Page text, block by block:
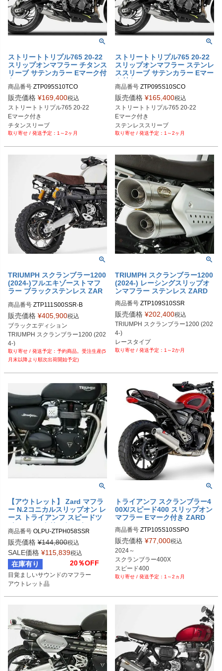
ストリートトリプル765 20-22
スリップオンマフラー チタンス
リーブ サテンカラー Eマーク付
き ZARD
商品番号 ZTP095S10TCO
販売価格 ¥169,400税込
ストリートトリプル765 20-22
Eマーク付き
チタンスリーブ
サテンカラー
1～2ヶ月
ストリートトリプル765 20-22
スリップオンマフラー ステンレ
ススリーブ サテンカラー Eマー
ク付き ZARD
商品番号 ZTP095S10SCO
販売価格 ¥165,400税込
ストリートトリプル765 20-22
Eマーク付き
ステンレススリーブ
サテンカラー
1～2ヶ月
TRIUMPH スクランブラー1200
(2024-)フルエキゾーストマフ
ラー ブラックステンレス ZAR
商品番号 ZTP111S00SSR-B
販売価格 ¥405,900税込
ブラックエディション
TRIUMPH スクランブラー1200 (202
4-)
予約商品。受注生産(5
月末以降より順次出荷開始予定)
TRIUMPH スクランブラー1200
(2024-) レーシングスリップオ
ンマフラー ステンレス ZARD
商品番号 ZTP109S10SSR
販売価格 ¥202,400税込
TRIUMPH スクランブラー1200 (202
4-)
レースタイプ
1～2か月
【アウトレット】 Zard マフラ
ー N.2コニカルスリップオン レ
ース トライアンフ スピードツ
イン900/ストリートツイン
商品番号 OLPU-ZTPH058SSR
販売価格 ¥144,800税込
SALE価格 ¥115,839税込
在庫有り 20％OFF
目覚ましいサウンドのマフラー
アウトレット品
トライアンフ スクランブラー4
00X/スピード400 スリップオン
マフラー Eマーク付き ZARD
商品番号 ZTP105S10SSPO
販売価格 ¥77,000税込
2024～
スクランブラー400X
スピード400
Eマーク付き スリップオン
1～2ヵ月